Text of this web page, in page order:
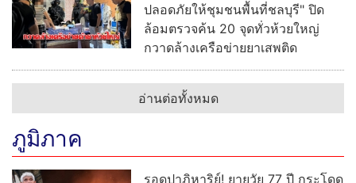
ปลอดภัยให้ชุมชนพื้นที่ชลบุรี" ปิด
ล้อมตรวจค้น 20 จุดทั่วห้วยใหญ่
กวาดล้างเครือข่ายยาเสพติด
อ่านต่อทั้งหมด
ภูมิภาค
รอดปาฏิหาริย์! ยายวัย 77 ปี กระโดด